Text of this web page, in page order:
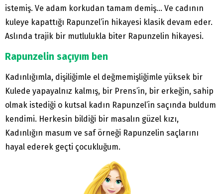
istemiş. Ve adam korkudan tamam demiş… Ve cadının
kuleye kapattığı Rapunzel’in hikayesi klasik devam eder.
Aslında trajik bir mutlulukla biter Rapunzelin hikayesi.
Rapunzelin saçıyım ben
Kadınlığımla, dişiliğimle el değmemişliğimle yüksek bir
Kulede yapayalnız kalmış, bir Prens’in, bir erkeğin, sahip
olmak istediği o kutsal kadın Rapunzel’in saçında buldum
kendimi. Herkesin bildiği bir masalın güzel kızı,
Kadınlığın masum ve saf örneği Rapunzelin saçlarını
hayal ederek geçti çocukluğum.